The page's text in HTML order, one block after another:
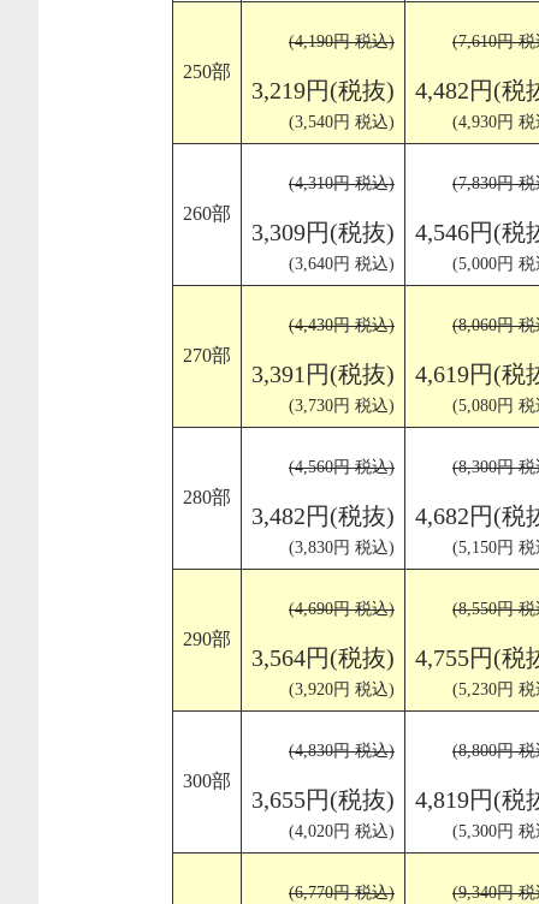
250部
(4,190円 税込)
3,219円(税抜)
(3,540円 税込)
(7,610円
4,482円(税
(4,930円
260部
(4,310円 税込)
3,309円(税抜)
(3,640円 税込)
(7,830円
4,546円(税
(5,000円
270部
(4,430円 税込)
3,391円(税抜)
(3,730円 税込)
(8,060円
4,619円(税
(5,080円
280部
(4,560円 税込)
3,482円(税抜)
(3,830円 税込)
(8,300円
4,682円(税
(5,150円
290部
(4,690円 税込)
3,564円(税抜)
(3,920円 税込)
(8,550円
4,755円(税
(5,230円
300部
(4,830円 税込)
3,655円(税抜)
(4,020円 税込)
(8,800円
4,819円(税
(5,300円
(6,770円 税込) (9,340円